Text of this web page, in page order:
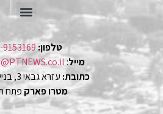
טלפון:9153169
מייל:
כתובת: עזרא גבאי 3, בניין A קומה 6
מטרו פארק פתח